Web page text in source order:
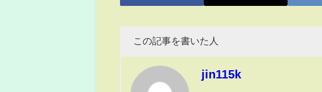
この記事を書いた人
jin115k